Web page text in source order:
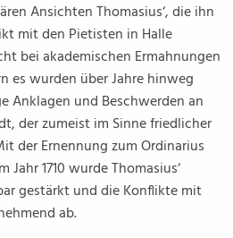
Ansichten Thomasius‘, die ihn
mit den Pietisten in Halle
bei akademischen Ermahnungen
es wurden über Jahre hinweg
Anklagen und Beschwerden an
der zumeist im Sinne friedlicher
der Ernennung zum Ordinarius
1710 wurde Thomasius‘
gestärkt und die Konflikte mit
ab.